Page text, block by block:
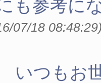
も参考に
07/18 08:48:29
いつもお